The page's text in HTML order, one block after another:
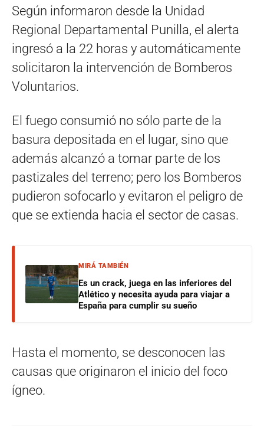
Según informaron desde la Unidad
Regional Departamental Punilla, el alerta
ingresó a la 22 horas y automáticamente
solicitaron la intervención de Bomberos
Voluntarios.
El fuego consumió no sólo parte de la
basura depositada en el lugar, sino que
además alcanzó a tomar parte de los
pastizales del terreno; pero los Bomberos
pudieron sofocarlo y evitaron el peligro de
que se extienda hacia el sector de casas.
MIRÁ TAMBIÉN
Es un crack, juega en las inferiores del
Atlético y necesita ayuda para viajar a
España para cumplir su sueño
Hasta el momento, se desconocen las
causas que originaron el inicio del foco
ígneo.